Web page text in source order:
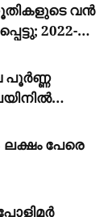
വൻ
2022-ന്
പൂർണ്ണ
പേരെ